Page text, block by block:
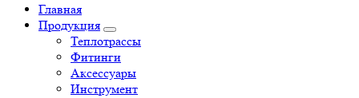
Главная
Продукция
Теплотрассы
Фитинги
Аксессуары
Инструмент